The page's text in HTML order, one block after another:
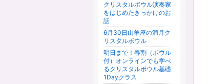
クリスタルボウル演奏家
をはじめたきっかけのお
話
6月30日山羊座の満月ク
リスタルボウル
明日まで！春割（ボウル
付）オンラインでも学べ
るクリスタルボウル基礎
1Dayクラス